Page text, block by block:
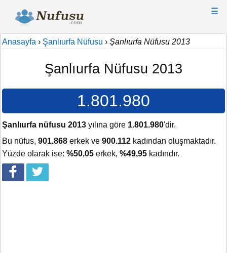
☰
Anasayfa › Şanlıurfa Nüfusu › Şanlıurfa Nüfusu 2013
Şanlıurfa Nüfusu 2013
1.801.980
Şanlıurfa nüfusu 2013 yılına göre 1.801.980'dir.
Bu nüfus, 901.868 erkek ve 900.112 kadından oluşmaktadır.
Yüzde olarak ise: %50,05 erkek, %49,95 kadındır.